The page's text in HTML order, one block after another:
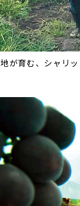
が育む、シャリ